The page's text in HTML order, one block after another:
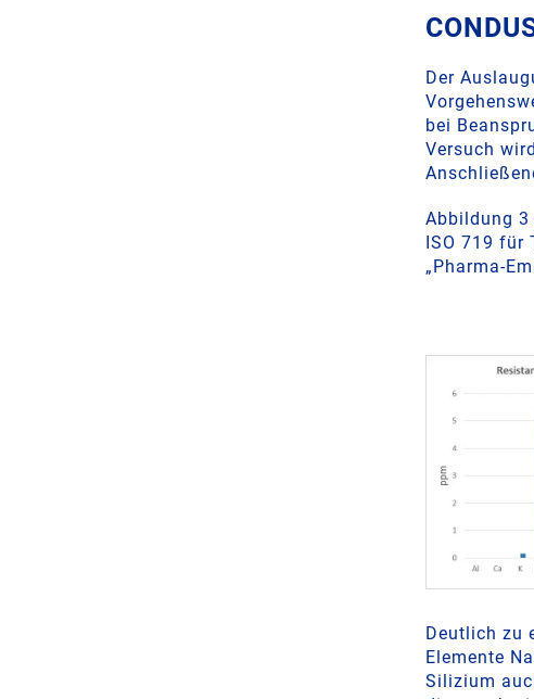
Der
bei
Versuch
Abbildung 3
ISO 719 für
„Pharma-
Deutlich zu
Elemente
Silizium